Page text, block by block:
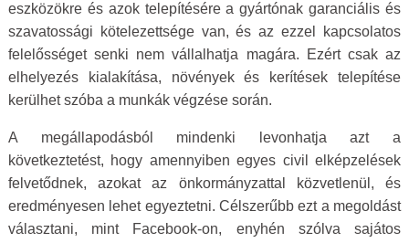
eszközökre és azok telepítésére a gyártónak garanciális és
szavatossági kötelezettsége van, és az ezzel kapcsolatos
felelősséget senki nem vállalhatja magára. Ezért csak az
elhelyezés kialakítása, növények és kerítések telepítése
kerülhet szóba a munkák végzése során.
A megállapodásból mindenki levonhatja azt a
következtetést, hogy amennyiben egyes civil elképzelések
felvetődnek, azokat az önkormányzattal közvetlenül, és
eredményesen lehet egyeztetni. Célszerűbb ezt a megoldást
választani, mint Facebook-on, enyhén szólva sajátos